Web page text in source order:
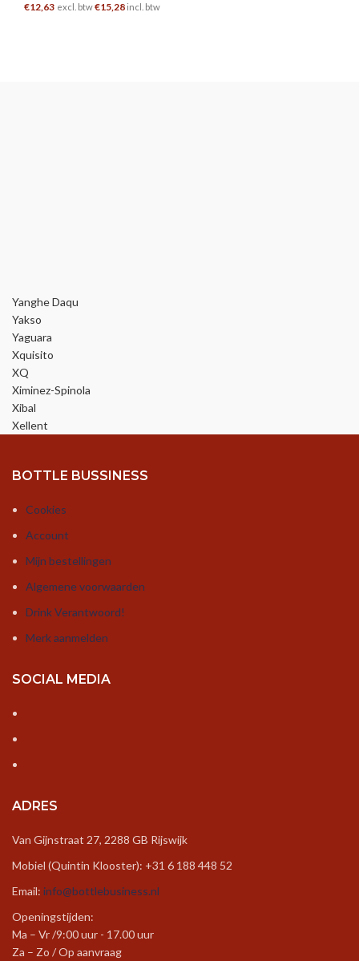
€12,63 excl. btw€15,28 incl. btw
Yanghe Daqu
Yakso
Yaguara
Xquisito
XQ
Ximinez-Spinola
Xibal
Xellent
BOTTLE BUSSINESS
Cookies
Account
Mijn bestellingen
Algemene voorwaarden
Drink Verantwoord!
Merk aanmelden
SOCIAL MEDIA
ADRES
Van Gijnstraat 27, 2288 GB Rijswijk
Mobiel (Quintin Klooster): +31 6 188 448 52
Email: info@bottlebusiness.nl
Openingstijden:
Ma – Vr /9:00 uur - 17.00 uur
Za – Zo / Op aanvraag